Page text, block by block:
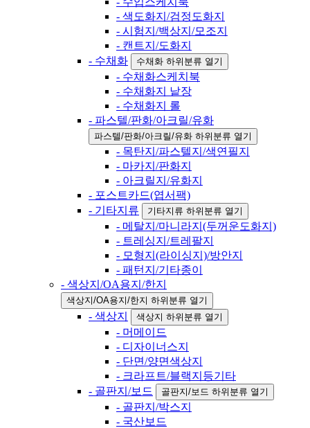
- 색도화지/검정도화지
- 시험지/백상지/모조지
- 캔트지/도화지
- 수채화
수채화 하위분류 열기
- 수채화스케치북
- 수채화지 낱장
- 수채화지 롤
- 파스텔/판화/아크릴/유화
파스텔/판화/아크릴/유화 하위분류 열기
- 목탄지/파스텔지/색연필지
- 마카지/판화지
- 아크릴지/유화지
- 포스트카드(엽서팩)
- 기타지류
기타지류 하위분류 열기
- 메탈지/마니라지(두꺼운도화지)
- 트레싱지/트레팔지
- 모형지(라이싱지)/방안지
- 패턴지/기타종이
- 색상지/OA용지/한지
색상지/OA용지/한지 하위분류 열기
- 색상지 색상지 하위분류 열기
- 머메이드
- 디자이너스지
- 단면/양면색상지
- 크라프트/블랙지등기타
- 골판지/보드
골판지/보드 하위분류 열기
- 골판지/박스지
- 국산보드